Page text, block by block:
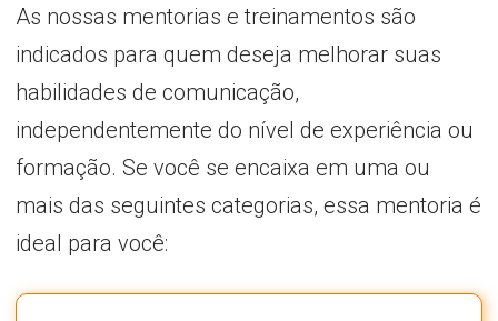
As nossas mentorias e treinamentos são
indicados para quem deseja melhorar suas
habilidades de comunicação,
independentemente do nível de experiência ou
formação. Se você se encaixa em uma ou
mais das seguintes categorias, essa mentoria é
ideal para você: